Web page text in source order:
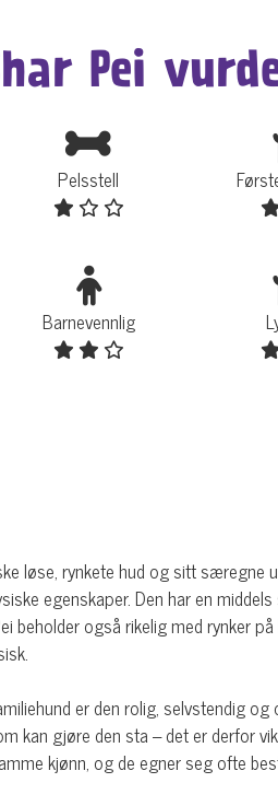
Pei
Pelsstell
Barnevennlig
løse, rynkete hud og sitt
egenskaper. Den har en
beholder også rikelig med rynker
er den rolig, selvstendig
kan gjøre den sta – det er derfor
kjønn, og de egner seg ofte